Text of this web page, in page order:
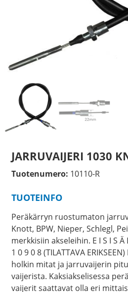
JARRUVAIJERI 1030
Tuotenumero: 10110-R
TUOTEINFO
Peräkärryn ruostumaton
Knott, BPW, Nieper, Schlegl,
merkkisiin akseleihin. E I S I S Ä
1 0 9 0 8 (TILATTAVA
holkin mitat ja jarruvaijerin
vaijerista. Kaksiakselisessa
vaijerit saattavat olla eri